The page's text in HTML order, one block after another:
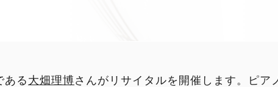
ある 大畑理博さんがリサイタルを開催します。ピア